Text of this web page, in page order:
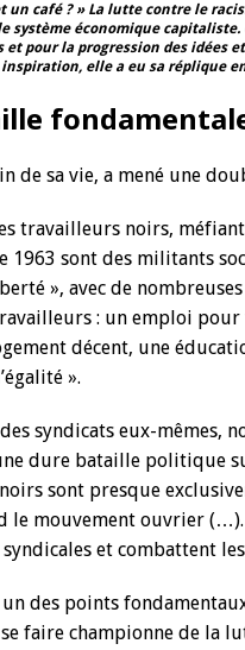
un café ? » La lutte contre le
système économique
et pour la progression des idées
elle a eu sa réplique
de sa vie, a mené une
travailleurs noirs,
1963 sont des militants
», avec de
: un emploi
décent, une
».
syndicats eux-mêmes,
dure bataille politique
sont presque
le mouvement ouvrier
et combattent
des points
faire championne de la